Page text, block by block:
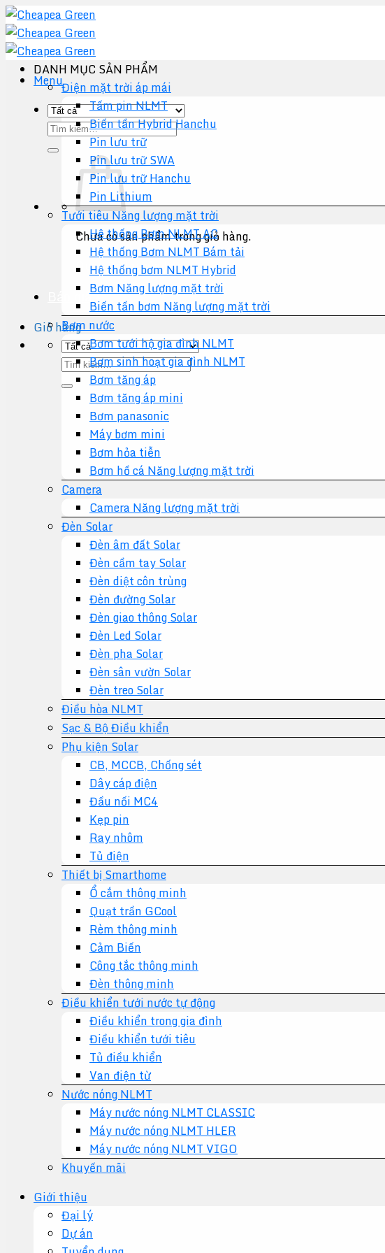
Chuyển
đến
nội
dung
Menu
Tìm
kiếm:
Chưa có sản phẩm trong giỏ hàng.
Quay trở lại cửa hàng
Báo giá +
Giỏ hàng
Tìm
kiếm:
DANH MỤC SẢN PHẨM
Điện mặt trời áp mái
Tấm pin NLMT
Biến tần Hybrid Hanchu
Pin lưu trữ
Pin lưu trữ SWA
Pin lưu trữ Hanchu
Pin Lithium
Tưới tiêu Năng lượng mặt trời
Hệ thống Bơm NLMT AC
Hệ thống Bơm NLMT Bám tải
Hệ thống bơm NLMT Hybrid
Bơm Năng lượng mặt trời
Biến tần bơm Năng lượng mặt trời
Bơm nước
Bơm tưới hộ gia đình NLMT
Bơm sinh hoạt gia đình NLMT
Bơm tăng áp
Bơm tăng áp mini
Bơm panasonic
Máy bơm mini
Bơm hỏa tiễn
Bơm hồ cá Năng lượng mặt trời
Camera
Camera Năng lượng mặt trời
Đèn Solar
Đèn âm đất Solar
Đèn cầm tay Solar
Đèn diệt côn trùng
Đèn đường Solar
Đèn giao thông Solar
Đèn Led Solar
Đèn pha Solar
Đèn sân vườn Solar
Đèn treo Solar
Điều hòa NLMT
Sạc & Bộ Điều khiển
Phụ kiện Solar
CB, MCCB, Chống sét
Dây cáp điện
Đầu nối MC4
Kẹp pin
Ray nhôm
Tủ điện
Thiết bị Smarthome
Ổ cắm thông minh
Quạt trần GCool
Rèm thông minh
Cảm Biến
Công tắc thông minh
Đèn thông minh
Điều khiển tưới nước tự động
Điều khiển trong gia đình
Điều khiển tưới tiêu
Tủ điều khiển
Van điện từ
Nước nóng NLMT
Máy nước nóng NLMT CLASSIC
Máy nước nóng NLMT HLER
Máy nước nóng NLMT VIGO
Khuyến mãi
Giới thiệu
Đại lý
Dự án